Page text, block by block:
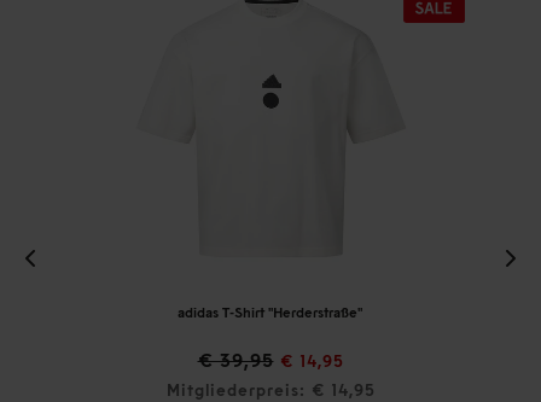
adidas T-Shirt "Herderstraße"
€ 39,95 € 14,95
Mitgliederpreis: € 14,95